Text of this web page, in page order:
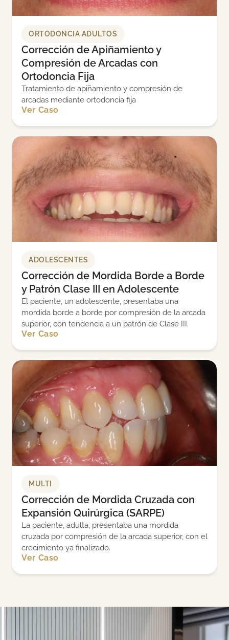
ORTODONCIA ADULTOS
Corrección de Apiñamiento y
Compresión de Arcadas con
Ortodoncia Fija
Tratamiento de apiñamiento y compresión de
arcadas mediante ortodoncia fija
Ver Caso
ADOLESCENTES
Corrección de Mordida Borde a Borde
y Patrón Clase III en Adolescente
El paciente, un adolescente, presentaba una
mordida borde a borde por compresión de la arcada
superior, con tendencia a un patrón de Clase III.
Ver Caso
MULTI
Corrección de Mordida Cruzada con
Expansión Quirúrgica (SARPE)
La paciente, adulta, presentaba una mordida
cruzada por compresión de la arcada superior, con el
crecimiento ya finalizado.
Ver Caso